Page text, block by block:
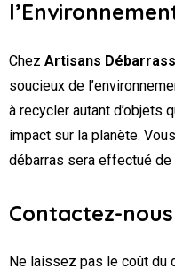
Chez Artisans
soucieux de
à recycler autant d’objets
impact sur la planète.
débarras sera effectué
Contactez-
Ne laissez pas le coût du